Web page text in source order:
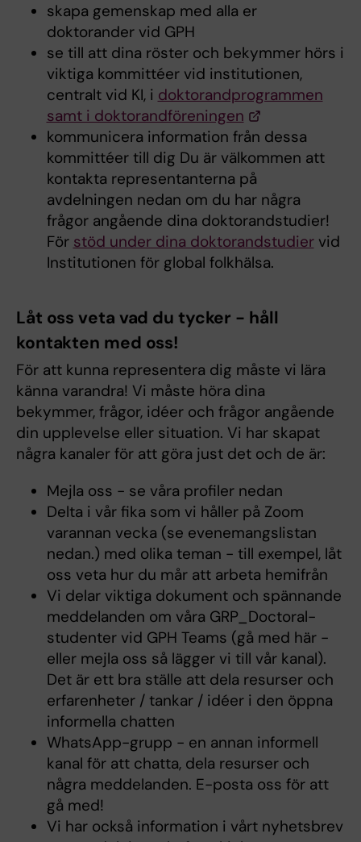
skapa gemenskap med alla er
doktorander vid GPH
se till att dina röster och bekymmer hörs i
viktiga kommittéer vid institutionen,
centralt vid KI, i doktorandprogrammen
samt i doktorandföreningen
kommunicera information från dessa
kommittéer till dig Du är välkommen att
kontakta representanterna på
avdelningen nedan om du har några
frågor angående dina doktorandstudier!
För stöd under dina doktorandstudiervid
Institutionen för global folkhälsa.
Låt oss veta vad du tycker - håll
kontakten med oss!
För att kunna representera dig måste vi lära
känna varandra! Vi måste höra dina
bekymmer, frågor, idéer och frågor angående
din upplevelse eller situation. Vi har skapat
några kanaler för att göra just det och de är:
Mejla oss - se våra profiler nedan
Delta i vår fika som vi håller på Zoom
varannan vecka (se evenemangslistan
nedan.) med olika teman - till exempel, låt
oss veta hur du mår att arbeta hemifrån
Vi delar viktiga dokument och spännande
meddelanden om våra GRP_Doctoral-
studenter vid GPH Teams (gå med här -
eller mejla oss så lägger vi till vår kanal).
Det är ett bra ställe att dela resurser och
erfarenheter / tankar / idéer i den öppna
informella chatten
WhatsApp-grupp - en annan informell
kanal för att chatta, dela resurser och
några meddelanden. E-posta oss för att
gå med!
Vi har också information i vårt nyhetsbrev